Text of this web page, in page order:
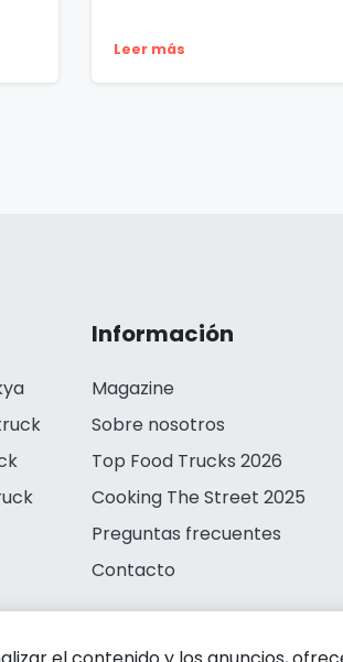
Leer más
Información
Magazine
Sobre nosotros
Top Food Trucks 2026
Cooking The Street 2025
Preguntas frecuentes
Contacto